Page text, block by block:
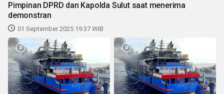
Pimpinan DPRD dan Kapolda Sulut saat menerima
demonstran
01 September 2025 19:37 WIB